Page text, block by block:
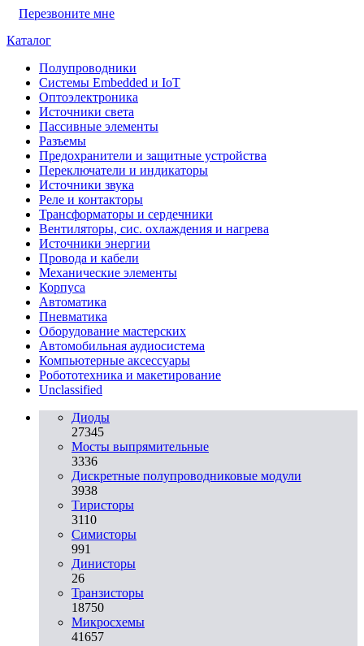
Перезвоните мне
Каталог
Полупроводники
Системы Embedded и IoT
Oптоэлектроника
Источники света
Пассивные элементы
Разъeмы
Предохранители и защитные устройства
Переключатели и индикаторы
Источники звука
Реле и контакторы
Трансформаторы и сердечники
Вентиляторы, сис. охлаждения и нагрева
Источники энергии
Провода и кабели
Механические элементы
Корпуса
Автоматика
Пневматика
Оборудование мастерских
Автомобильная аудиосистема
Компьютерные аксессуары
Робототехника и макетирование
Unclassified
Диоды
27345
Мосты выпрямительные
3336
Дискретные полупроводниковые модули
3938
Тиристоры
3110
Симисторы
991
Динисторы
26
Транзисторы
18750
Микросхемы
41657